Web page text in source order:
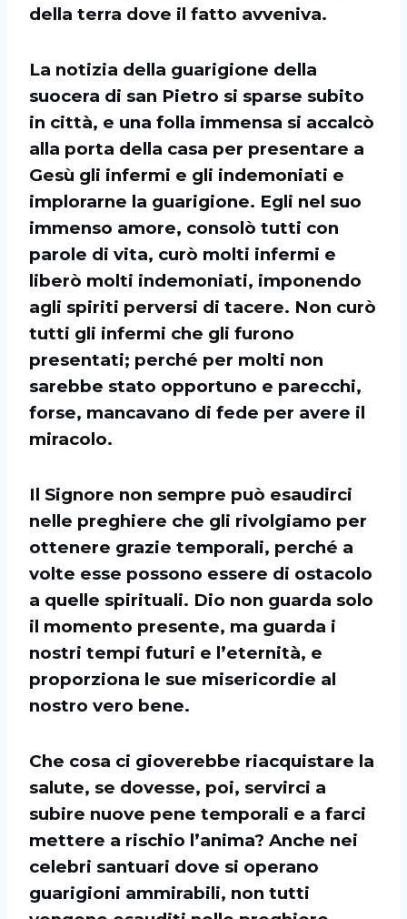
della terra dove il fatto avveniva.
La notizia della guarigione della
suocera di san Pietro si sparse subito
in città, e una folla immensa si accalcò
alla porta della casa per presentare a
Gesù gli infermi e gli indemoniati e
implorarne la guarigione. Egli nel suo
immenso amore, consolò tutti con
parole di vita, curò molti infermi e
liberò molti indemoniati, imponendo
agli spiriti perversi di tacere. Non curò
tutti gli infermi che gli furono
presentati; perché per molti non
sarebbe stato opportuno e parecchi,
forse, mancavano di fede per avere il
miracolo.
Il Signore non sempre può esaudirci
nelle preghiere che gli rivolgiamo per
ottenere grazie temporali, perché a
volte esse possono essere di ostacolo
a quelle spirituali. Dio non guarda solo
il momento presente, ma guarda i
nostri tempi futuri e l’eternità, e
proporziona le sue misericordie al
nostro vero bene.
Che cosa ci gioverebbe riacquistare la
salute, se dovesse, poi, servirci a
subire nuove pene temporali e a farci
mettere a rischio l’anima? Anche nei
celebri santuari dove si operano
guarigioni ammirabili, non tutti